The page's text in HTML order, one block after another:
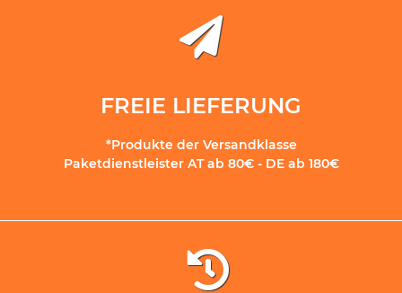
FREIE LIEFERUNG
*Produkte der Versandklasse
Paketdienstleister AT ab 80€ - DE ab 180€